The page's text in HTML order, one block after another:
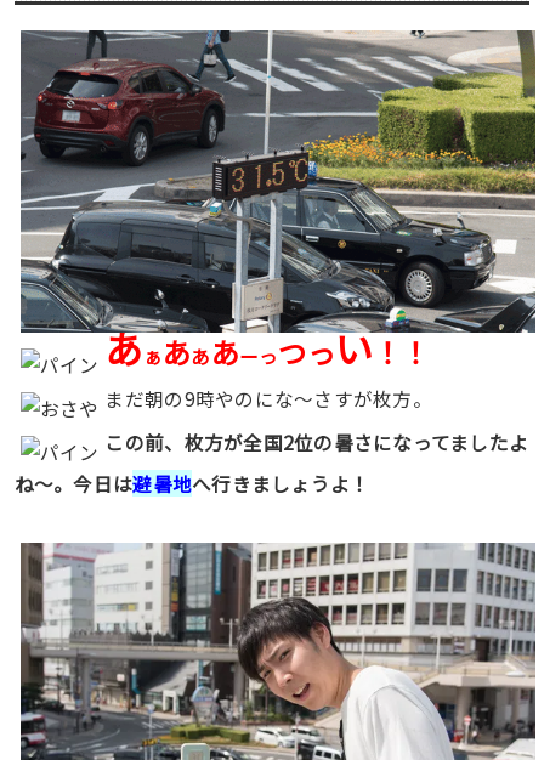
あぁあああーっつっい ！！
まだ朝の9時やのにな〜さすが枚方。
この前、枚方が全国2位の暑さになってましたよ
ね〜。今日は避暑地へ行きましょうよ！